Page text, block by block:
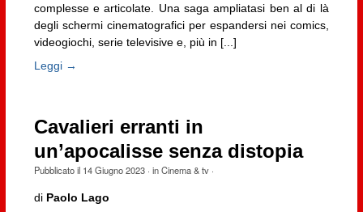
complesse e articolate. Una saga ampliatasi ben al di là
degli schermi cinematografici per espandersi nei comics,
videogiochi, serie televisive e, più in [...]
Leggi →
Cavalieri erranti in
un’apocalisse senza distopia
Pubblicato il 14 Giugno 2023· inCinema & tv·
di Paolo Lago